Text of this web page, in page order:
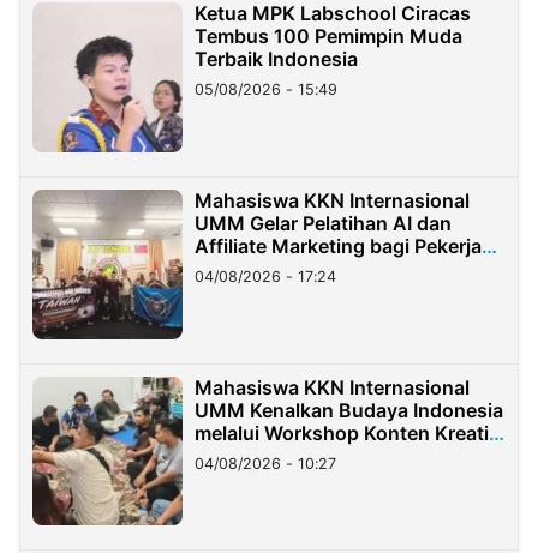
Ketua MPK Labschool Ciracas
Tembus 100 Pemimpin Muda
Terbaik Indonesia
05/08/2026 - 15:49
Mahasiswa KKN Internasional
UMM Gelar Pelatihan AI dan
Affiliate Marketing bagi Pekerja
Migran Indonesia di Taiwan
04/08/2026 - 17:24
Mahasiswa KKN Internasional
UMM Kenalkan Budaya Indonesia
melalui Workshop Konten Kreatif
di Taiwan
04/08/2026 - 10:27